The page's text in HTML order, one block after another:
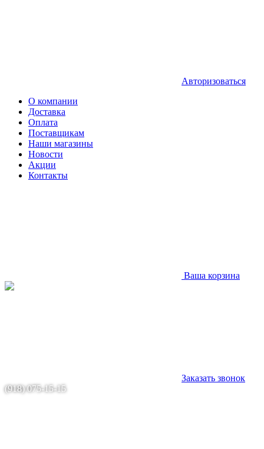
Авторизоваться
О компании
Доставка
Оплата
Поставщикам
Наши магазины
Новости
Акции
Контакты
Ваша корзина
Заказать звонок
(918) 075-15-15